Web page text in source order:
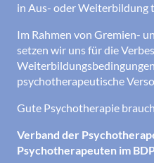
in Aus- oder Weiterbildung
Im Rahmen von Gremien-
setzen wir uns für die
psychotherapeutische
Gute Psychotherapie
Verband der
Psychotherapeuten im